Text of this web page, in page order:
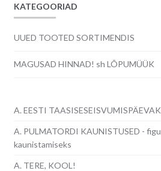
KATEGOORIAD
UUED TOOTED SORTIMENDIS
MAGUSAD HINNAD! sh LÕPUMÜÜK
A. EESTI
A. PULMATORDI KAUNISTUSED -
kaunistamiseks
A. TERE, KOOL!